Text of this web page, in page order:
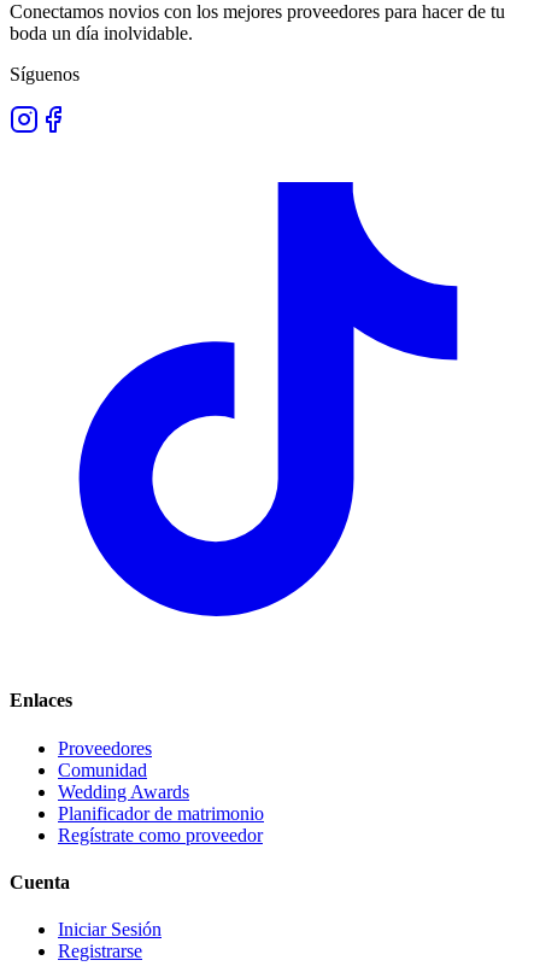
Conectamos novios con los mejores proveedores para hacer de tu
boda un día inolvidable.
Síguenos
Enlaces
Proveedores
Comunidad
Wedding Awards
Planificador de matrimonio
Regístrate como proveedor
Cuenta
Iniciar Sesión
Registrarse